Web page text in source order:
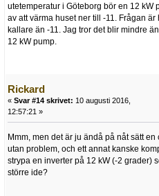
utetemperatur i Göteborg bör en 12 kW
av att värma huset ner till -11. Frågan
kallare än -11. Jag tror det blir mindre
12 kW pump.
Rickard
« Svar #14 skrivet: 10 augusti 2016,
12:57:21 »
Mmm, men det är ju ändå på nåt sätt
utan problem, och ett annat kanske
strypa en inverter på 12 kW (-2 grader)
större ide?